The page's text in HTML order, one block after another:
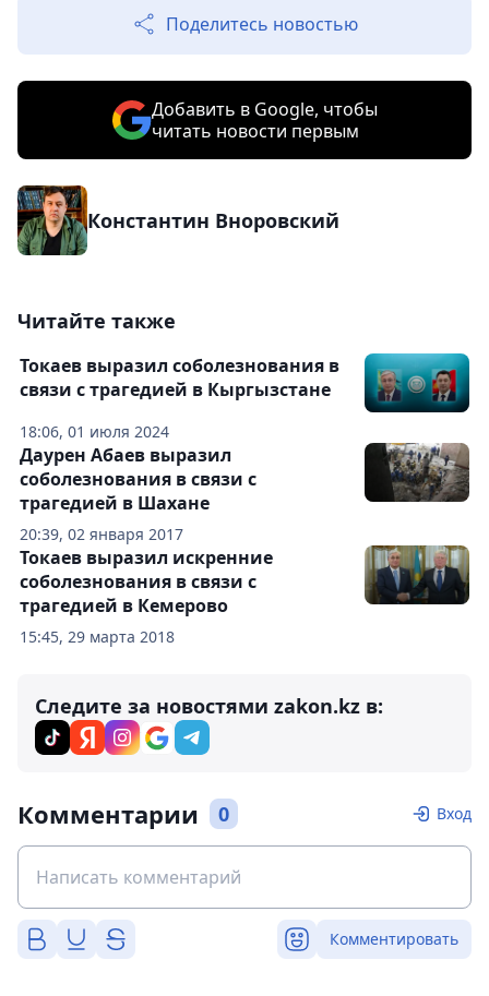
Поделитесь новостью
Добавить в Google, чтобы
читать новости первым
Константин Вноровский
Читайте также
18:06, 01 июля 2024
Токаев выразил соболезнования в
связи с трагедией в Кыргызстане
20:39, 02 января 2017
Даурен Абаев выразил
соболезнования в связи с
трагедией в Шахане
15:45, 29 марта 2018
Токаев выразил искренние
соболезнования в связи с
трагедией в Кемерово
Следите за новостями zakon.kz в:
Комментарии 0 Вход
Комментировать